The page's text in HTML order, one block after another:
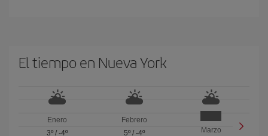
El tiempo en Nueva York
Enero
3º/ -4º
Febrero
5º/ -4º Marzo